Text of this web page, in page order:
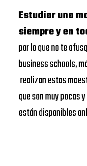
Estudiar una
siempre y en
por lo que no te
business schools,
realizan estas
que son muy pocas
están disponibles